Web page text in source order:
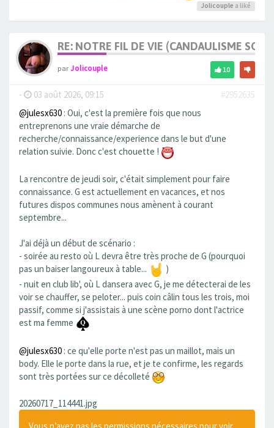
Jolicouple a liké
RE: NOTRE FIL DE VIE (CANDAULISME
parJolicouple 10
- 03 août 2026, 09:15
#2952635
@julesx630 : Oui, c'est la première fois que nous
entreprenons une vraie démarche de
recherche/connaissance/experience dans le but d'une
relation suivie. Donc c'est chouette !
La rencontre de jeudi soir, c'était simplement pour faire
connaissance. G est actuellement en vacances, et nos
futures dispos communes nous amènent à courant
septembre...
J'ai déjà un début de scénario :
- soirée au resto où L devra être très proche de G (pourquoi
pas un baiser langoureux à table...
)
- nuit en club lib', où L dansera avec G, je me détecterai de les
voir se chauffer, se peloter... puis coin câlin tous les trois, moi
passif, comme si j'assistais à une scène porno dont l'actrice
est ma femme
@julesx630 : ce qu'elle porte n'est pas un maillot, mais un
body. Elle le porte dans la rue, et je te confirme, les regards
sont très portées sur ce décolleté
20260717_114441.jpg